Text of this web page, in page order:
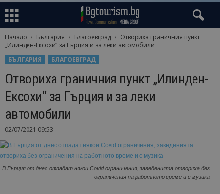
Начало България Благоевград
Отвориха граничния пункт
„Илинден-Ексохи“ за Гърция и за леки автомобили
БЪЛГАРИЯ
БЛАГОЕВГРАД
Отвориха граничния пункт „Илинден-
Ексохи“ за Гърция и за леки
автомобили
02/07/2021 09:53
В Гърция от днес отпадат някои Covid ограничения, заведенията отвориха без
ограничения на работното време и с музика